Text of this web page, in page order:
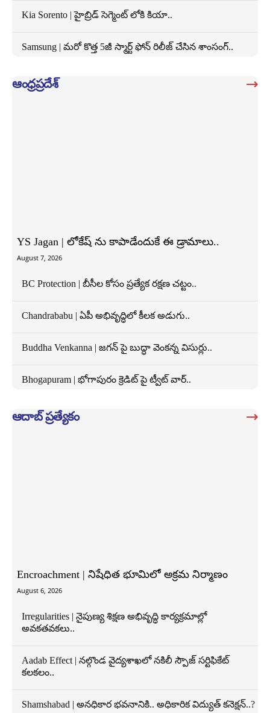
Kia Sorento | హైబ్రిడ్ సెగ్మెంట్ లోకి కియా..
Samsung | మరో కొత్త 5జీ స్మార్ట్ ఫోన్ రిలీజ్ చేసిన శాంసంగ్..
ఆంధ్రప్రదేశ్
YS Jagan | లోకేష్ ను కాపాడేందుకే ఈ డ్రామాలు..
August 7, 2026
BC Protection | బీసీల కోసం ప్రత్యేక రక్షణ చట్టం..
Chandrababu | ఏపీ అభివృద్ధిలో కీలక అడుగు..
Buddha Venkanna | జగన్ పై బుద్ధా వెంకన్న విసుర్లు..
Bhogapuram | భోగాపురం క్రెడిట్ పై ట్వీట్ వార్..
ఆదాబ్ ప్రత్యేకం
Encroachment | నిషేధిత భూమిలో అక్రమ నిర్మాణం
August 6, 2026
Irregularities | నైపుణ్య శిక్షణ అభివృద్ధి కార్యక్రమాల్లో
అవకతవకలు..
Aadab Effect | నల్గొండ వైద్యశాఖలో నకిలీ స్పౌజ్ సర్టిఫికేట్
కలకలం..
Shamshabad | అనధికార భవనానికి.. అధికారిక విద్యుత్ కనెక్షన్..?